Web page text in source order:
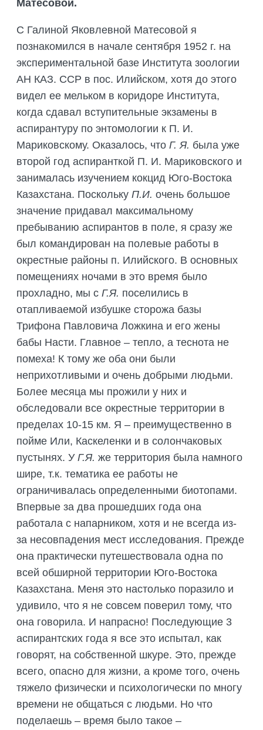
Матесовой.
С Галиной Яковлевной Матесовой я
познакомился в начале сентября 1952 г. на
экспериментальной базе Института зоологии
АН КАЗ. ССР в пос. Илийском, хотя до этого
видел ее мельком в коридоре Института,
когда сдавал вступительные экзамены в
аспирантуру по энтомологии к П. И.
Мариковскому. Оказалось, что Г. Я. была уже
второй год аспиранткой П. И. Мариковского и
занималась изучением кокцид Юго-Востока
Казахстана. Поскольку П.И. очень большое
значение придавал максимальному
пребыванию аспирантов в поле, я сразу же
был командирован на полевые работы в
окрестные районы п. Илийского. В основных
помещениях ночами в это время было
прохладно, мы с Г.Я. поселились в
отапливаемой избушке сторожа базы
Трифона Павловича Ложкина и его жены
бабы Насти. Главное – тепло, а теснота не
помеха! К тому же оба они были
неприхотливыми и очень добрыми людьми.
Более месяца мы прожили у них и
обследовали все окрестные территории в
пределах 10-15 км. Я – преимущественно в
пойме Или, Каскеленки и в солончаковых
пустынях. У Г.Я. же территория была намного
шире, т.к. тематика ее работы не
ограничивалась определенными биотопами.
Впервые за два прошедших года она
работала с напарником, хотя и не всегда из-
за несовпадения мест исследования. Прежде
она практически путешествовала одна по
всей обширной территории Юго-Востока
Казахстана. Меня это настолько поразило и
удивило, что я не совсем поверил тому, что
она говорила. И напрасно! Последующие 3
аспирантских года я все это испытал, как
говорят, на собственной шкуре. Это, прежде
всего, опасно для жизни, а кроме того, очень
тяжело физически и психологически по многу
времени не общаться с людьми. Но что
поделаешь – время было такое –